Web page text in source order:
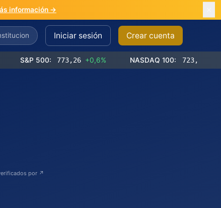
información →
Iniciar sesión Crear cuenta
500: 773,26 +0,6% NASDAQ 100: 723,03 +1,2%
por ↗